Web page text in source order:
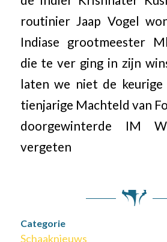
routinier Jaap Vogel
Indiase grootmeester
die te ver ging in zijn
laten we niet de keurige
tienjarige Machteld van
doorgewinterde IM
vergeten
Categorie
Schaaknieuws